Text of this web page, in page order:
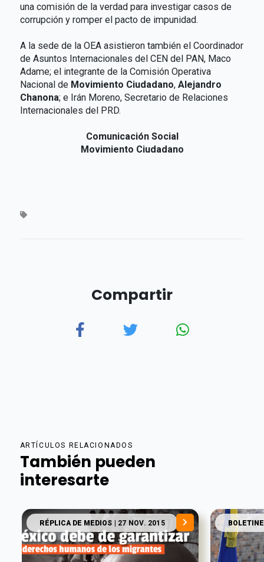
una comisión de la verdad para investigar casos de
corrupción y romper el pacto de impunidad.
A la sede de la OEA asistieron también el Coordinador
de Asuntos Internacionales del CEN del PAN, Maco
Adame; el integrante de la Comisión Operativa
Nacional de Movimiento Ciudadano, Alejandro
Chanona; e Irán Moreno, Secretario de Relaciones
Internacionales del PRD.
Comunicación Social
Movimiento Ciudadano
Compartir
ARTÍCULOS RELACIONADOS
También pueden
interesarte
RÉPLICA DE MEDIOS | 27 NOV. 2015